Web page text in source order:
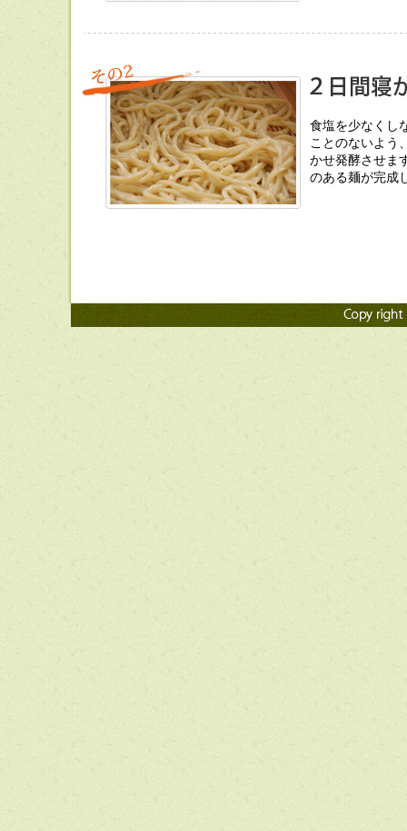
食塩を少なくし
ことのないよう
かせ発酵させま
のある麺が完成